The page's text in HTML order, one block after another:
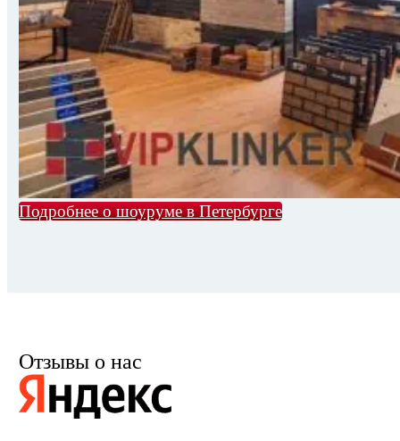
Подробнее о шоуруме в Петербурге
Отзывы о нас